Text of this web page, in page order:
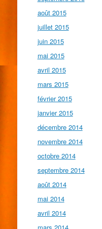
août 2015
juillet 2015
juin 2015
mai 2015
avril 2015
mars 2015
février 2015
janvier 2015
décembre 2014
novembre 2014
octobre 2014
septembre 2014
août 2014
mai 2014
avril 2014